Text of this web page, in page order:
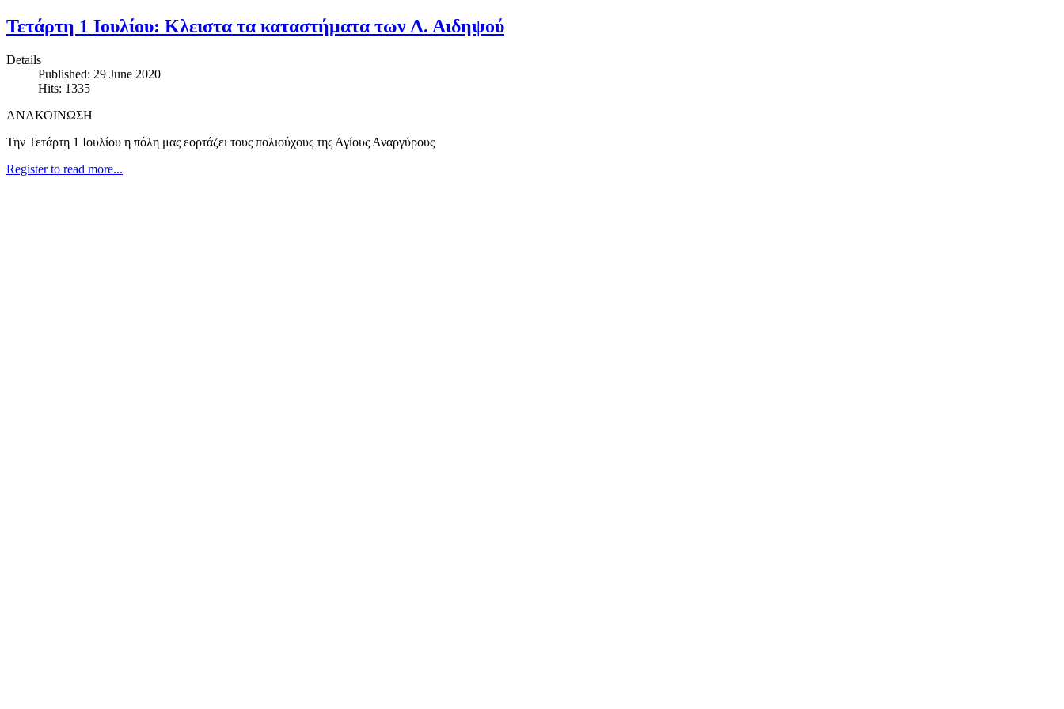
Τετάρτη 1 Ιουλίου: Κλειστα τα καταστήματα των Λ. Αιδηψού
Details
Published: 29 June 2020
Hits: 1335
ΑΝΑΚΟΙΝΩΣΗ
Την Τετάρτη 1 Ιουλίου η πόλη μας εορτάζει τους πολιούχους της Αγίους Αναργύρους
Register to read more...